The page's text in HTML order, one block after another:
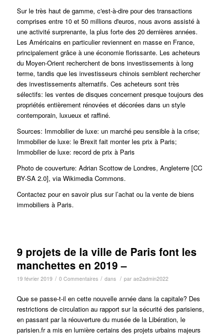
Sur le très haut de gamme, c'est-à-dire pour des transactions
comprises entre 10 et 50 millions d'euros, nous avons assisté à
une activité surprenante, la plus forte des 20 dernières années.
Les Américains en particulier reviennent en masse en France,
principalement grâce à une économie florissante. Les acheteurs
du Moyen-Orient recherchent de bons investissements à long
terme, tandis que les investisseurs chinois semblent rechercher
des investissements alternatifs. Ces acheteurs sont très
sélectifs: les ventes de disques concernent presque toujours des
propriétés entièrement rénovées et décorées dans un style
contemporain, luxueux et raffiné.
Sources: Immobilier de luxe: un marché peu sensible à la crise;
Immobilier de luxe: le Brexit fait monter les prix à Paris;
Immobilier de luxe: record de prix à Paris
Photo de couverture: Adrian Scottow de Londres, Angleterre [CC
BY-SA 2.0], via Wikimedia Commons.
Contactez pour en savoir plus sur l’achat ou la vente de biens
immobiliers à Paris.
9 projets de la ville de Paris font les
manchettes en 2019 –
19 février 2019 / 0 Commentaires / dans / par ae2admin2022
Que se passe-t-il en cette nouvelle année dans la capitale? Des
restrictions de circulation au rapport sur la sécurité des parisiens,
en passant par la réouverture du musée de la Libération, le
parisien.fr a mis en lumière certains des projets urbains majeurs